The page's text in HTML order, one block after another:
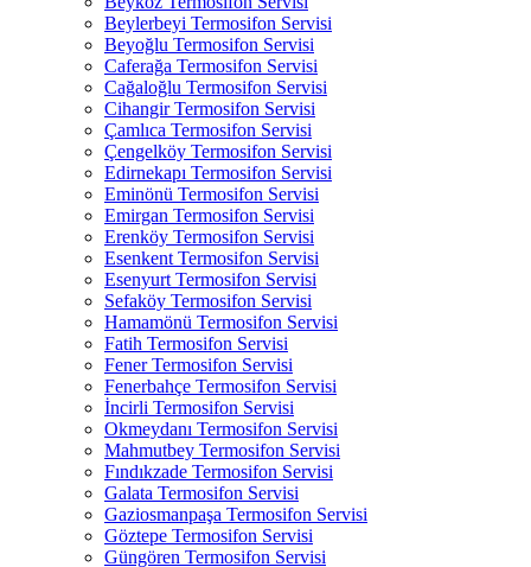
Beylerbeyi Termosifon Servisi
Beyoğlu Termosifon Servisi
Caferağa Termosifon Servisi
Cağaloğlu Termosifon Servisi
Cihangir Termosifon Servisi
Çamlıca Termosifon Servisi
Çengelköy Termosifon Servisi
Edirnekapı Termosifon Servisi
Eminönü Termosifon Servisi
Emirgan Termosifon Servisi
Erenköy Termosifon Servisi
Esenkent Termosifon Servisi
Esenyurt Termosifon Servisi
Sefaköy Termosifon Servisi
Hamamönü Termosifon Servisi
Fatih Termosifon Servisi
Fener Termosifon Servisi
Fenerbahçe Termosifon Servisi
İncirli Termosifon Servisi
Okmeydanı Termosifon Servisi
Mahmutbey Termosifon Servisi
Fındıkzade Termosifon Servisi
Galata Termosifon Servisi
Gaziosmanpaşa Termosifon Servisi
Göztepe Termosifon Servisi
Güngören Termosifon Servisi